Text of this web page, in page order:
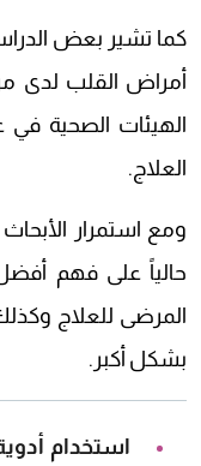
كما تشير بعض
أمراض القلب لدى
الهيئات الصحية
العلاج.
ومع استمرار
حالياً على فهم
المرضى للعلاج
بشكل أكبر.